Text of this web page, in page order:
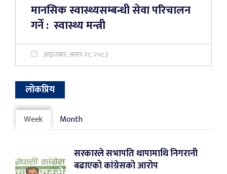
मानसिक स्वास्थ्यसम्बन्धी सेवा परिचालन
गर्ने : स्वास्थ्य मन्त्री
आइतबार, असार २८, २०८३
लोकप्रिय
Week Month
सरकारले सभापति थापामाथि निगरानी
बढाएको कांग्रेसको आरोप